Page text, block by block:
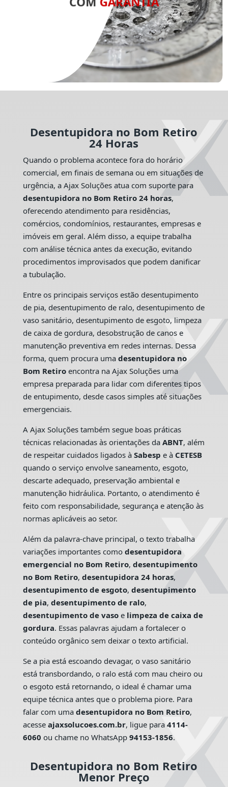
Desentupidora no Bom Retiro
24 Horas
Quando o problema acontece fora do horário
comercial, em finais de semana ou em situações de
urgência, a Ajax Soluções atua com suporte para
desentupidora no Bom Retiro 24 horas,
oferecendo atendimento para residências,
comércios, condomínios, restaurantes, empresas e
imóveis em geral. Além disso, a equipe trabalha
com análise técnica antes da execução, evitando
procedimentos improvisados que podem danificar
a tubulação.
Entre os principais serviços estão desentupimento
de pia, desentupimento de ralo, desentupimento de
vaso sanitário, desentupimento de esgoto, limpeza
de caixa de gordura, desobstrução de canos e
manutenção preventiva em redes internas. Dessa
forma, quem procura uma desentupidora no
Bom Retiroencontra na Ajax Soluções uma
empresa preparada para lidar com diferentes tipos
de entupimento, desde casos simples até situações
emergenciais.
A Ajax Soluções também segue boas práticas
técnicas relacionadas às orientações da ABNT, além
de respeitar cuidados ligados à Sabesp e à CETESB
quando o serviço envolve saneamento, esgoto,
descarte adequado, preservação ambiental e
manutenção hidráulica. Portanto, o atendimento é
feito com responsabilidade, segurança e atenção às
normas aplicáveis ao setor.
Além da palavra-chave principal, o texto trabalha
variações importantes como desentupidora
emergencial no Bom Retiro, desentupimento
no Bom Retiro, desentupidora 24 horas,
desentupimento de esgoto, desentupimento
de pia, desentupimento de ralo,
desentupimento de vasoe limpeza de caixa de
gordura. Essas palavras ajudam a fortalecer o
conteúdo orgânico sem deixar o texto artificial.
Se a pia está escoando devagar, o vaso sanitário
está transbordando, o ralo está com mau cheiro ou
o esgoto está retornando, o ideal é chamar uma
equipe técnica antes que o problema piore. Para
falar com uma desentupidora no Bom Retiro,
acesse ajaxsolucoes.com.br, ligue para 4114-
6060 ou chame no WhatsApp 94153-1856.
Desentupidora no Bom Retiro
Menor Preço